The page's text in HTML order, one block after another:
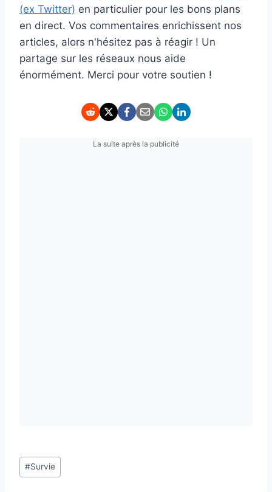
(ex Twitter) en particulier pour les bons plans
en direct. Vos commentaires enrichissent nos
articles, alors n'hésitez pas à réagir ! Un
partage sur les réseaux nous aide
énormément. Merci pour votre soutien !
La suite après la publicité
Étiquettes
de
#Survie